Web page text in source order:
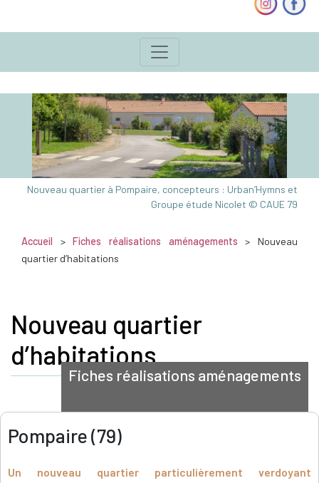
Nouveau quartier à Pompaire, concepteurs : Urban’Hymns et
Groupe étude Nicolet © CAUE 79
Accueil >Fiches réalisations aménagements > Nouveau
quartier d’habitations
Nouveau quartier
d’habitations
Fiches réalisations aménagements
Pompaire (79)
Un nouveau quartier particulièrement verdoyant